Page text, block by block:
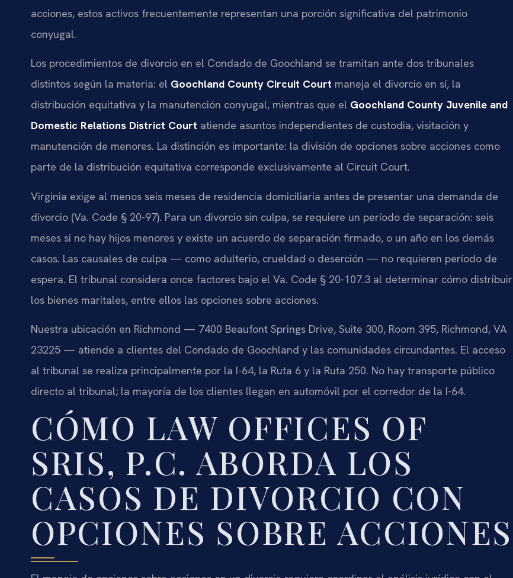
acciones, estos activos frecuentemente representan una porción significativa del patrimonio
conyugal.
Los procedimientos de divorcio en el Condado de Goochland se tramitan ante dos tribunales
distintos según la materia: el Goochland County Circuit Court maneja el divorcio en sí, la
distribución equitativa y la manutención conyugal, mientras que el Goochland County Juvenile and
Domestic Relations District Court atiende asuntos independientes de custodia, visitación y
manutención de menores. La distinción es importante: la división de opciones sobre acciones como
parte de la distribución equitativa corresponde exclusivamente al Circuit Court.
Virginia exige al menos seis meses de residencia domiciliaria antes de presentar una demanda de
divorcio (Va. Code § 20-97). Para un divorcio sin culpa, se requiere un período de separación: seis
meses si no hay hijos menores y existe un acuerdo de separación firmado, o un año en los demás
casos. Las causales de culpa — como adulterio, crueldad o deserción — no requieren período de
espera. El tribunal considera once factores bajo el Va. Code § 20-107.3 al determinar cómo distribuir
los bienes maritales, entre ellos las opciones sobre acciones.
Nuestra ubicación en Richmond — 7400 Beaufont Springs Drive, Suite 300, Room 395, Richmond, VA
23225 — atiende a clientes del Condado de Goochland y las comunidades circundantes. El acceso
al tribunal se realiza principalmente por la I-64, la Ruta 6 y la Ruta 250. No hay transporte público
directo al tribunal; la mayoría de los clientes llegan en automóvil por el corredor de la I-64.
CÓMO LAW OFFICES OF
SRIS, P.C. ABORDA LOS
CASOS DE DIVORCIO CON
OPCIONES SOBRE ACCIONES